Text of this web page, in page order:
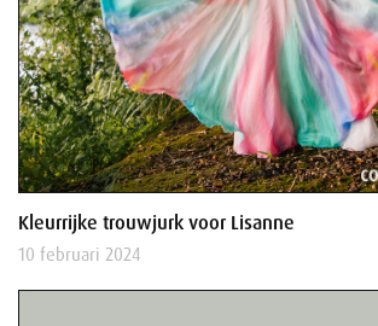
Kleurrijke trouwjurk voor Lisanne
10 februari 2024